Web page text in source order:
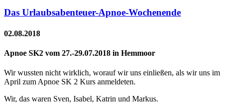
Das Urlaubsabenteuer-Apnoe-Wochenende
02.08.2018
Apnoe SK2 vom 27.-29.07.2018 in Hemmoor
Wir wussten nicht wirklich, worauf wir uns einließen, als wir uns im
April zum Apnoe SK 2 Kurs anmeldeten.
Wir, das waren Sven, Isabel, Katrin und Markus.